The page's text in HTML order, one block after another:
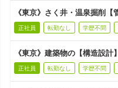
《東京》さく井・温泉掘削
正社員 転勤なし 学歴不問
《東京》建築物の【構造設
正社員 転勤なし 学歴不問